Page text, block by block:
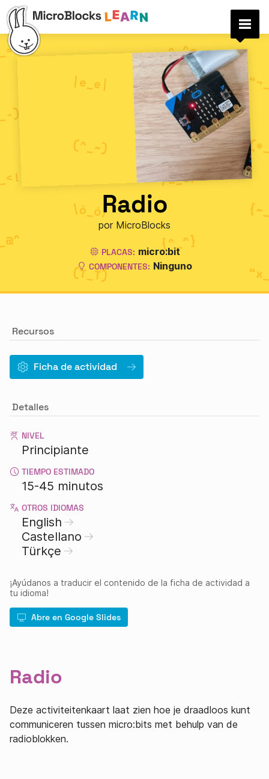
Radio
por MicroBlocks
PLACAS: micro:bit
COMPONENTES: Ninguno
Recursos
Ficha de actividad
Detalles
NIVEL
Principiante
TIEMPO ESTIMADO
15-45 minutos
OTROS IDIOMAS
English
Castellano
Türkçe
¡Ayúdanos a traducir el contenido de la ficha de actividad a
tu idioma!
Abre en Google Slides
Radio
Deze activiteitenkaart laat zien hoe je draadloos kunt
communiceren tussen micro:bits met behulp van de
radioblokken.